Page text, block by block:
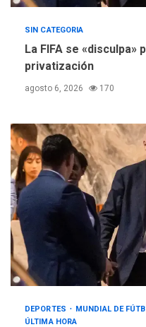
SIN CATEGORIA
La FIFA se «disculpa»
privatización
agosto 6, 2026 170
DEPORTES MUNDIAL DE
ÚLTIMA HORA